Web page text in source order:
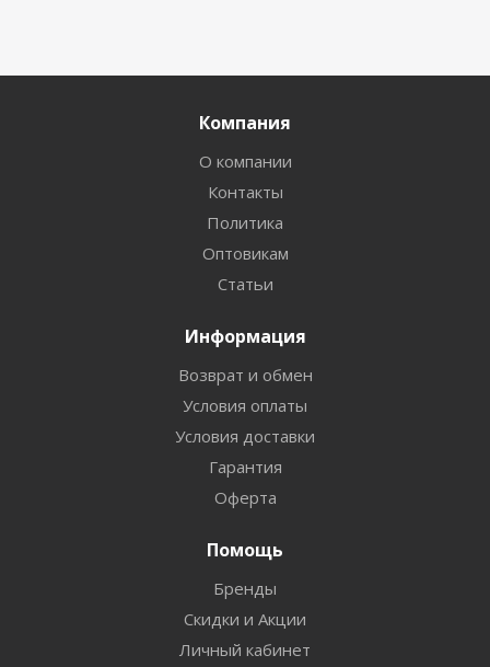
Компания
О компании
Контакты
Политика
Оптовикам
Статьи
Информация
Возврат и обмен
Условия оплаты
Условия доставки
Гарантия
Оферта
Помощь
Бренды
Скидки и Акции
Личный кабинет